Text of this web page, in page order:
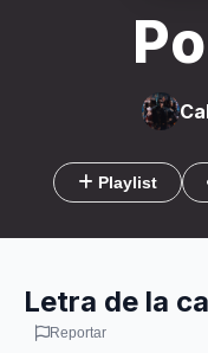
Playlist
Letra de la
Reportar